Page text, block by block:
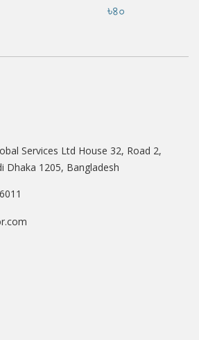
৳৪০
Services Ltd House 32, Road 2,
Dhaka 1205, Bangladesh